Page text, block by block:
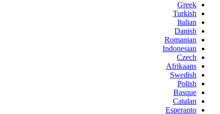
Greek
Turkish
Italian
Danish
Romanian
Indonesian
Czech
Afrikaans
Swedish
Polish
Basque
Catalan
Esperanto